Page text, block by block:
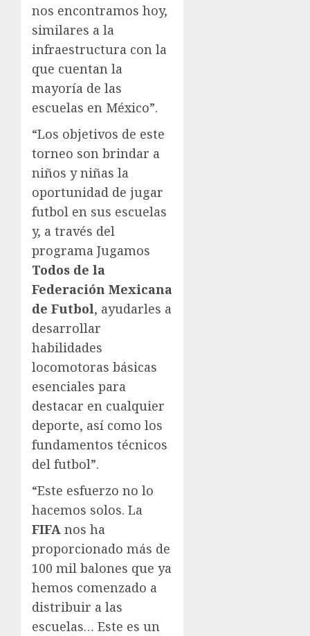
nos encontramos hoy,
similares a la
infraestructura con la
que cuentan la
mayoría de las
escuelas en México”.
“Los objetivos de este
torneo son brindar a
niños y niñas la
oportunidad de jugar
futbol en sus escuelas
y, a través del
programa Jugamos
Todos de la
Federación Mexicana
de Futbol, ayudarles a
desarrollar
habilidades
locomotoras básicas
esenciales para
destacar en cualquier
deporte, así como los
fundamentos técnicos
del futbol”.
“Este esfuerzo no lo
hacemos solos. La
FIFA nos ha
proporcionado más de
100 mil balones que ya
hemos comenzado a
distribuir a las
escuelas… Este es un